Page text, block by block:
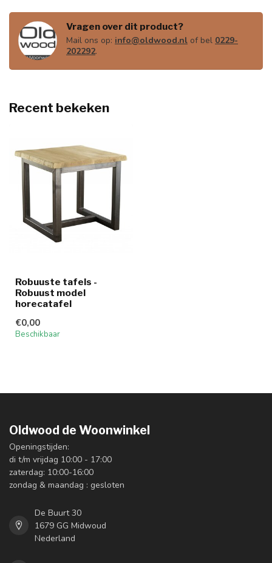
Vragen over dit product?
Mail ons op: info@oldwood.nl of bel 0229-
202292.
Recent bekeken
Robuuste tafels -
Robuust model
horecatafel
€0,00
Beschikbaar
Oldwood de Woonwinkel
Openingstijden:
di t/m vrijdag 10:00 - 17:00
zaterdag: 10:00-16:00
zondag & maandag : gesloten
De Buurt 30
1679 GG Midwoud
Nederland